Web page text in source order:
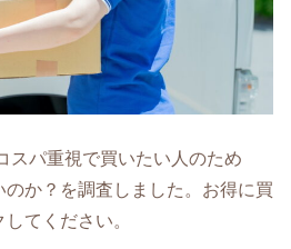
スパ重視で買いたい人のため
か？を調査しました。お得に買
てください。